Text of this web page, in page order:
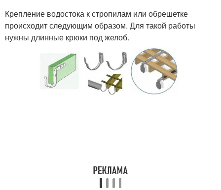
Крепление водостока к стропилам или обрешетке
происходит следующим образом. Для такой работы
нужны длинные крюки под желоб.